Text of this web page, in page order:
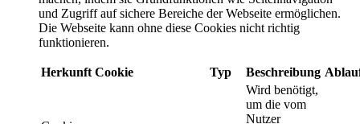
und Zugriff auf sichere Bereiche der Webseite ermöglichen.
Die Webseite kann ohne diese Cookies nicht richtig
funktionieren.
Herkunft Cookie Typ Beschreibung
Wird benötigt,
um die vom
Nutzer